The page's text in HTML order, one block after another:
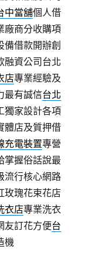
中當舖個人借
廠商分收購項
備借款開辦創
融資公司台北
店專業經驗及
最有誠信台北
獨家設計各項
體店及質押借
充電裝置專營
掌握俗話說最
流行核心網路
玫瑰花束花店
衣店專業洗衣
友訂花方便台
機